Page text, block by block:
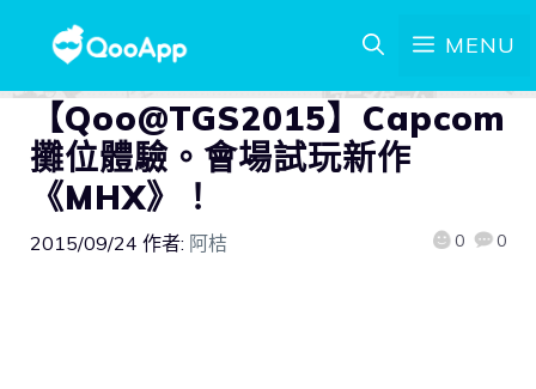
MENU
【Qoo@TGS2015】Capcom
攤位體驗。會場試玩新作
《MHX》！
2015/09/24 作者: 阿桔 0 0